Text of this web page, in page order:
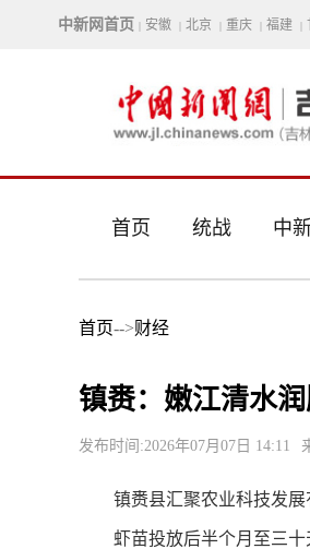
中新网首页 | 安徽 | 北京 | 重庆 | 福建 |
首页 统战 中
首页-->财经
镇赉：嫩江清水
发布时间:2026年07月07日 14:11
镇赉县汇聚农业科技发展有
虾苗投放后半个月至三十